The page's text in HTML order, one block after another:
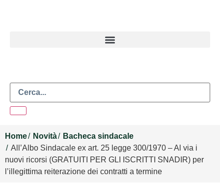
Home Novità
Bacheca sindacale
All’Albo Sindacale ex art. 25 legge 300/1970 – Al via i
nuovi ricorsi (GRATUITI PER GLI ISCRITTI SNADIR) per
l’illegittima reiterazione dei contratti a termine